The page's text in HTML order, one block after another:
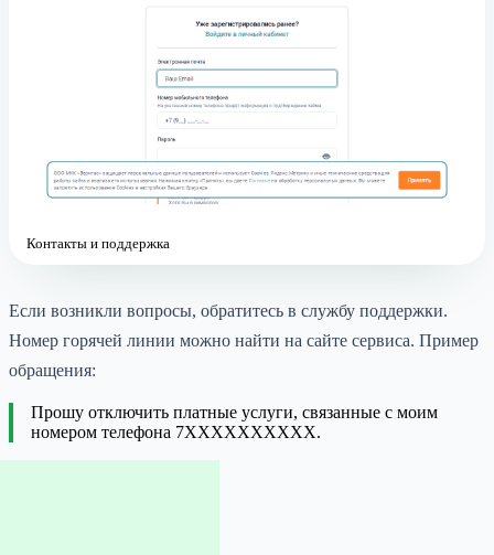
Контакты и поддержка
Если возникли вопросы, обратитесь в службу поддержки.
Номер горячей линии можно найти на сайте сервиса. Пример
обращения:
Прошу отключить платные услуги, связанные с моим
номером телефона 7XXXXXXXXXX.